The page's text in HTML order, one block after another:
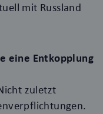
mit Russland
eine Entkopplung
zuletzt